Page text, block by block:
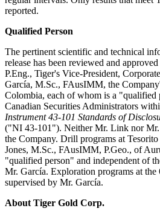
reported.
Qualified Person
The pertinent scientific and technical
release has been reviewed and
P.Eng., Tiger's Vice-President,
García, M.Sc., FAusIMM, the
Colombia, each of whom is a "qualified
Canadian Securities Administrators
Instrument 43-101 Standards of
("NI 43-101"). Neither Mr. Link nor Mr.
the Company. Drill programs at
Jones, M.Sc., FAusIMM, P.Geo., of
"qualified person" and independent of
Mr. García. Exploration programs at the
supervised by Mr. García.
About Tiger Gold Corp.